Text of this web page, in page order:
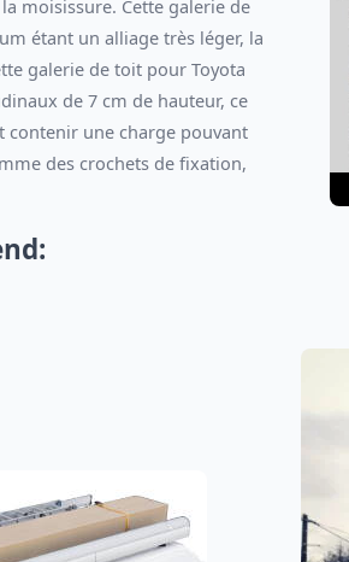
moisissure. Cette galerie de
étant un alliage très léger, la
galerie de toit pour Toyota
de 7 cm de hauteur, ce
contenir une charge pouvant
des crochets de fixation,